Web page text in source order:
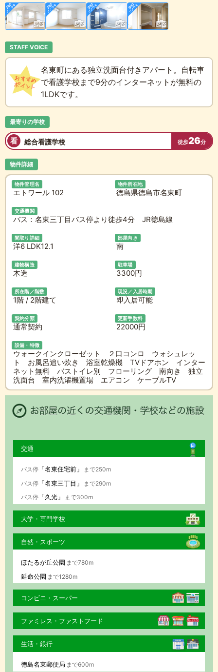
STAFF VOICE
名東町にある独立洗面台付きアパート。自転車
で看護学校まで9分のインターネットが無料の
1LDKです。
最寄りの学校
看 総合看護学校 徒歩26分
物件詳細
物件管理名
エトワール 102
物件所在地
徳島県徳島市名東町
交通機関
バス：名東三丁目バス停より徒歩4分 JR徳島線
間取り詳細
洋6 LDK12.1
部屋向き
南
建物構造
木造
駐車場
3300円
所在階／階数
1階 / 2階建て
現況／入居時期
即入居可能
契約分類
通常契約
更新手数料
22000円
設備・特徴
ウォークインクローゼット ２口コンロ ウォシュレッ
ト お風呂追い炊き 浴室乾燥機 TVドアホン インター
ネット無料 バストイレ別 フローリング 南向き 独立
洗面台 室内洗濯機置場 エアコン ケーブルTV
交通
バス停「名東住宅前」
まで250m
バス停「名東三丁目」
まで290m
バス停「久光」 まで300m
大学・専門学校
自然・スポーツ
ほたるが丘公園 まで780m
延命公園 まで1280m
コンビニ・スーパー
ファミレス・ファストフード
生活・銀行
徳島名東郵便局 まで600m